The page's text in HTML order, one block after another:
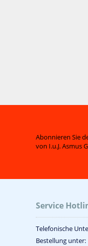
Abonnieren Sie
von I.u.J. Asmus
Service
Telefonische
Bestellung unter: